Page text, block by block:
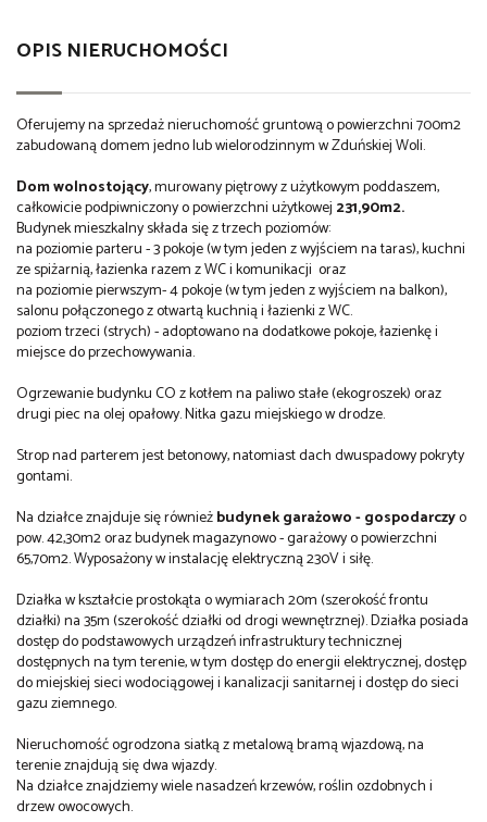
OPIS NIERUCHOMOŚCI
Oferujemy na sprzedaż nieruchomość gruntową o powierzchni 700m2
zabudowaną domem jedno lub wielorodzinnym w Zduńskiej Woli.
Dom wolnostojący, murowany piętrowy z użytkowym poddaszem,
całkowicie podpiwniczony o powierzchni użytkowej 231,90m2.
Budynek mieszkalny składa się z trzech poziomów:
na poziomie parteru - 3 pokoje (w tym jeden z wyjściem na taras), kuchni
ze spiżarnią, łazienka razem z WC i komunikacji oraz
na poziomie pierwszym- 4 pokoje (w tym jeden z wyjściem na balkon),
salonu połączonego z otwartą kuchnią i łazienki z WC.
poziom trzeci (strych) - adoptowano na dodatkowe pokoje, łazienkę i
miejsce do przechowywania.
Ogrzewanie budynku CO z kotłem na paliwo stałe (ekogroszek) oraz
drugi piec na olej opałowy. Nitka gazu miejskiego w drodze.
Strop nad parterem jest betonowy, natomiast dach dwuspadowy pokryty
gontami.
Na działce znajduje się równieżbudynek garażowo - gospodarczyo
pow. 42,30m2 oraz budynek magazynowo - garażowy o powierzchni
65,70m2. Wyposażony w instalację elektryczną 230V i siłę.
Działka w kształcie prostokąta o wymiarach 20m (szerokość frontu
działki) na 35m (szerokość działki od drogi wewnętrznej). Działka posiada
dostęp do podstawowych urządzeń infrastruktury technicznej
dostępnych na tym terenie, w tym dostęp do energii elektrycznej, dostęp
do miejskiej sieci wodociągowej i kanalizacji sanitarnej i dostęp do sieci
gazu ziemnego.
Nieruchomość ogrodzona siatką z metalową bramą wjazdową, na
terenie znajdują się dwa wjazdy.
Na działce znajdziemy wiele nasadzeń krzewów, roślin ozdobnych i
drzew owocowych.